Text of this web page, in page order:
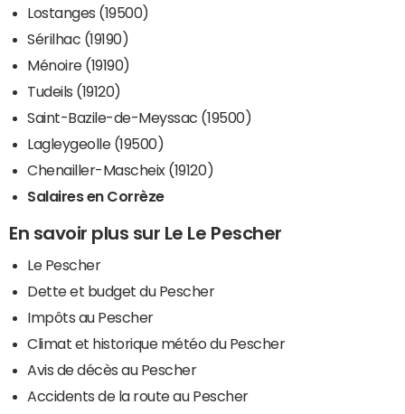
Lostanges (19500)
Sérilhac (19190)
Ménoire (19190)
Tudeils (19120)
Saint-Bazile-de-Meyssac (19500)
Lagleygeolle (19500)
Chenailler-Mascheix (19120)
Salaires en Corrèze
En savoir plus sur Le Le Pescher
Le Pescher
Dette et budget du Pescher
Impôts au Pescher
Climat et historique météo du Pescher
Avis de décès au Pescher
Accidents de la route au Pescher